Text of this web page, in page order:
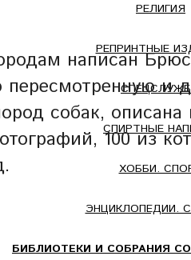
РЕЛИГИЯ
РЕПРИНТНЫЕ
СПИРТНЫЕ
ХОББИ.
ЭНЦИКЛОПЕДИИ.
БИБЛИОТЕКИ И СОБРАНИЯ
написан
собак,
100 из